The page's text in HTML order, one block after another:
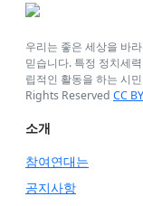
우리는 좋은 세상을 바
믿습니다. 특정 정치세
립적인 활동을 하는 시
Rights Reserved CC
소개
참여연대는
공지사항